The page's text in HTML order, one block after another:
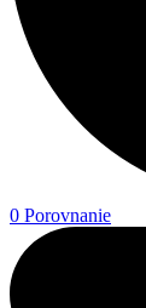
0 Porovnanie